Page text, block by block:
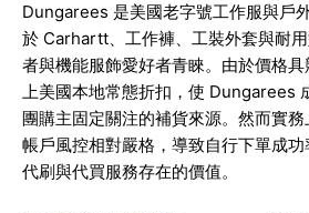
Dungarees 是美國老字號工作服與戶
於 Carhartt、工作褲、工裝外套與耐
者與機能服飾愛好者青睞。由於價格
上美國本地常態折扣，使 Dungarees
團購主固定關注的補貨來源。然而實
帳戶風控相對嚴格，導致自行下單成
代刷與代買服務存在的價值。